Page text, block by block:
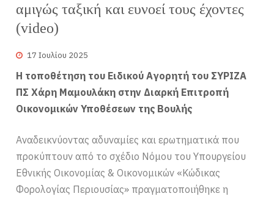
αμιγώς ταξική και ευνοεί τους έχοντες
(video)
17 Ιουλίου 2025
Η τοποθέτηση του Ειδικού Αγορητή του ΣΥΡΙΖΑ
ΠΣ Χάρη Μαμουλάκη στην Διαρκή Επιτροπή
Οικονομικών Υποθέσεων της Βουλής
Αναδεικνύοντας αδυναμίες και ερωτηματικά που
προκύπτουν από το σχέδιο Νόμου του Υπουργείου
Εθνικής Οικονομίας & Οικονομικών «Κώδικας
Φορολογίας Περιουσίας» πραγματοποιήθηκε η